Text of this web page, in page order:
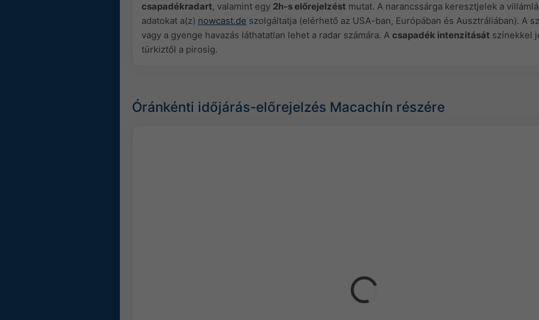
csapadékradart, valamint egy 2h-s előrejelzést mutat. A narancssárga keresztjelek a
adatokat a(z) nowcast.de szolgáltatja (elérhető az USA-ban, Európában és Ausztráliában). A
vagy a gyenge havazás láthatatlan lehet a radar számára. A csapadék intenzitását színekkel
türkiztől a pirosig.
Óránkénti időjárás-előrejelzés Macachín részére